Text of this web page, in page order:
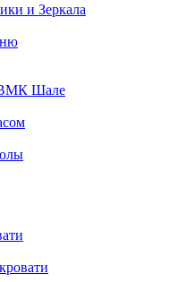
и Зеркала
Шале